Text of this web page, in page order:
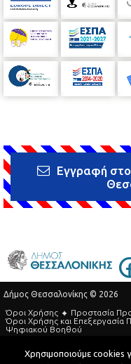
Εγγραφή
Δήμος Θεσσαλονίκης © 2026
Όροι Χρήσης
Προστασία
Όροι Xρήσης και
Ψηφιακού Βοηθού
Τηλεφωνικός Κατάλογος
Χρησιμοποιούμε cookies